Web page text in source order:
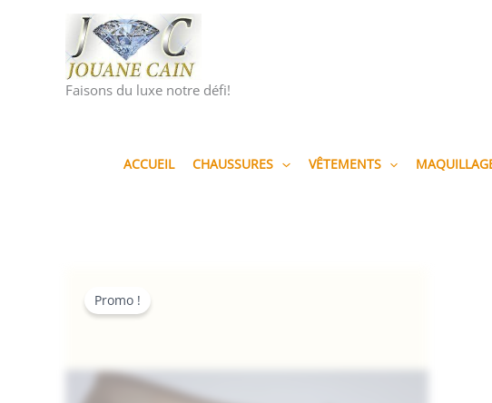
Faisons du luxe notre défi!
ACCUEIL CHAUSSURES VÊTEMENTS
Promo !